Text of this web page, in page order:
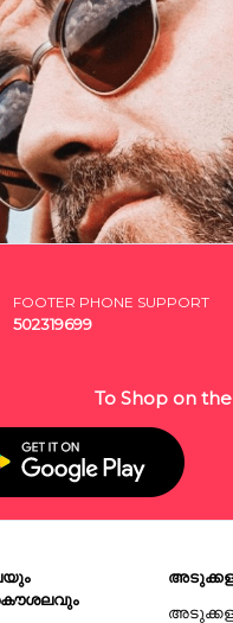
FOOTER PHONE SUPPORT
502319699
To Shop on